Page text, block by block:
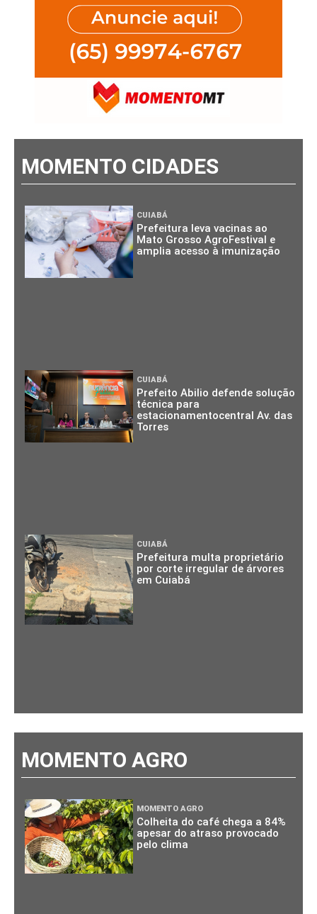
MOMENTO CIDADES
CUIABÁ
Prefeitura leva vacinas ao
Mato Grosso AgroFestival e
amplia acesso à imunização
CUIABÁ
Prefeito Abilio defende solução
técnica para
estacionamentocentral Av. das
Torres
CUIABÁ
Prefeitura multa proprietário
por corte irregular de árvores
em Cuiabá
MOMENTO AGRO
MOMENTO AGRO
Colheita do café chega a 84%
apesar do atraso provocado
pelo clima